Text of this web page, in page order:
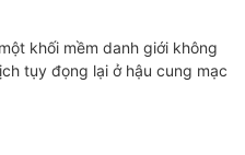
khối mềm danh giới không
tụy đọng lại ở hậu cung mạc